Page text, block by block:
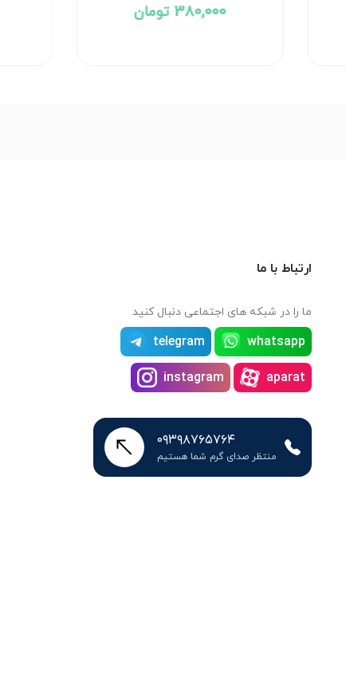
ارتباط با ما
ما را در شبکه های اجتماعی دنبال کنید
whatsapp
telegram
aparat
instagram
۰۹۳۹۸۷۶۵۷۶۴
منتظر صدای گرم شما هستیم